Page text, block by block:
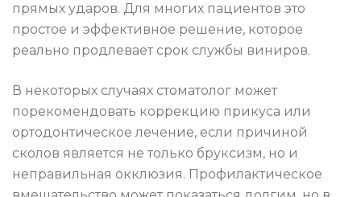
прямых ударов. Для многих пациентов это
простое и эффективное решение, которое
реально продлевает срок службы виниров.
В некоторых случаях стоматолог может
порекомендовать коррекцию прикуса или
ортодонтическое лечение, если причиной
сколов является не только бруксизм, но и
неправильная окклюзия. Профилактическое